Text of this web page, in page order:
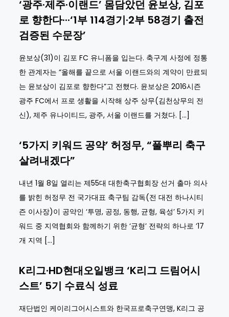
‘광주·제주·이랜드’ 몸담았던 윤보상, 김포
로 향한다···‘1부 114경기·2부 58경기 출전
검증된 수문장’
윤보상(31)이 김포 FC 유니폼을 입는다. 축구계 사정에 정통
한 관계자는 “올해를 끝으로 서울 이랜드와의 계약이 만료되
는 윤보상이 김포로 향한다”고 전했다. 윤보상은 2016시즌
광주 FC에서 프로 생활을 시작해 상주 상무(김천상무의 전
신), 제주 유나이티드, 광주, 서울 이랜드를 거쳤다. […]
‘5가지 키워드 공약’ 허정무, “풀뿌리 축구
살려내겠다”
내년 1월 8일 열리는 제55대 대한축구협회장 선거 출마 의사
를 밝힌 허정무 전 국가대표 축구팀 감독(전 대전 하나시티
즌 이사장)이 공약인 ‘투명, 공정, 동행, 균형, 육성’ 5가지 키
워드 중 지역협회와 함께하기 위한 ‘균형’ 전략의 하나로 ’17
개 지역 […]
K리그·HD현대오일뱅크 ‘K리그 드림어시
스트’ 5기 수료식 성료
재단법인 케이리그어시스트와 한국프로축구연맹, K리그 공